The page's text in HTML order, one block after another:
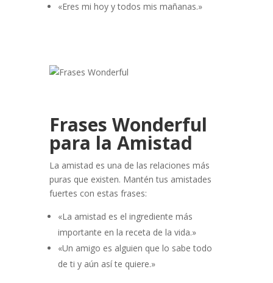
«Eres mi hoy y todos mis mañanas.»
Frases Wonderful
para la Amistad
La amistad es una de las relaciones más
puras que existen. Mantén tus amistades
fuertes con estas frases:
«La amistad es el ingrediente más
importante en la receta de la vida.»
«Un amigo es alguien que lo sabe todo
de ti y aún así te quiere.»